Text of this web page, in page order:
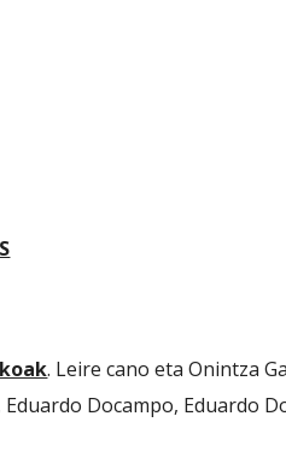
. Leire cano eta Onintza
Docampo, Eduardo